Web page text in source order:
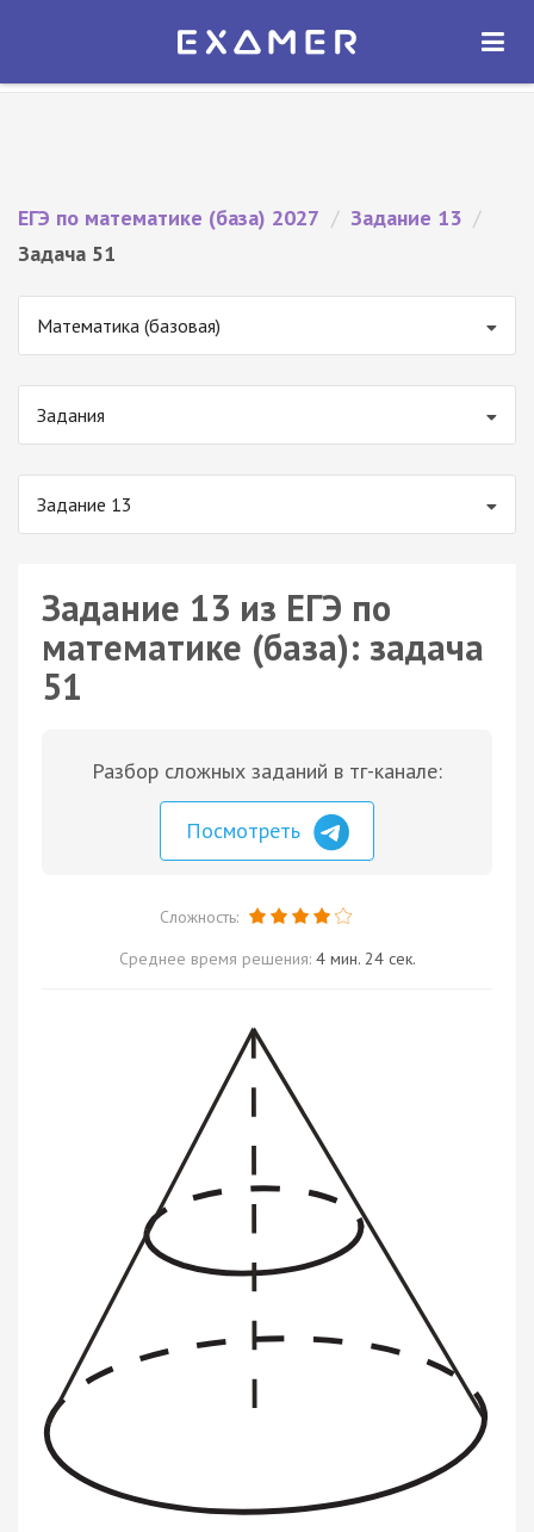
Экзамер — ЕГЭ 2027
ОТКРЫТЬ
ЕГЭ по математике (база) 2027 / Задание 13 /
Задача 51
Математика (базовая)
Задания
Задание 13
Задание 13 из ЕГЭ по
математике (база): задача
51
Разбор сложных заданий в тг-канале:
Посмотреть
Сложность:
Среднее время решения: 4 мин. 24 сек.